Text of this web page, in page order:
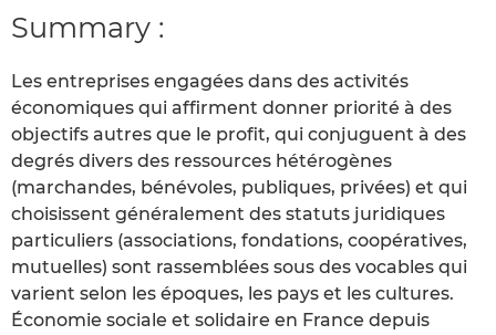
Summary :
Les entreprises engagées dans des activités
économiques qui affirment donner priorité à des
objectifs autres que le profit, qui conjuguent à des
degrés divers des ressources hétérogènes
(marchandes, bénévoles, publiques, privées) et qui
choisissent généralement des statuts juridiques
particuliers (associations, fondations, coopératives,
mutuelles) sont rassemblées sous des vocables qui
varient selon les époques, les pays et les cultures.
Économie sociale et solidaire en France depuis